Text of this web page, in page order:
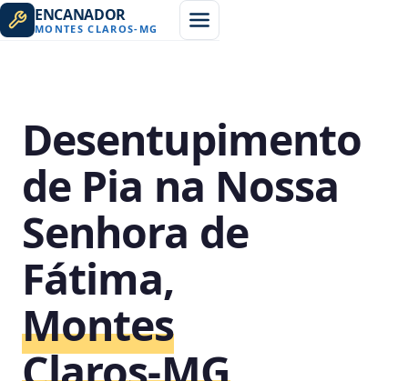
ENCANADOR
MONTES CLAROS- MG
Desentupimento
de Pia na Nossa
Senhora de
Fátima,
Montes